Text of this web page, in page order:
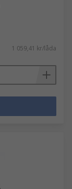
1 059,41 kr/låda